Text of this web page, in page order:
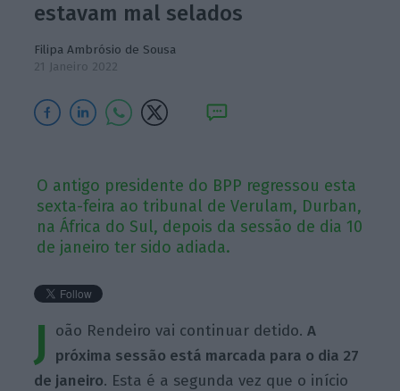
estavam mal selados
Filipa Ambrósio de Sousa
21 Janeiro 2022
O antigo presidente do BPP regressou esta
sexta-feira ao tribunal de Verulam, Durban,
na África do Sul, depois da sessão de dia 10
de janeiro ter sido adiada.
J oão Rendeiro vai continuar detido.A
próxima sessão está marcada para o dia 27
de janeiro. Esta é a segunda vez que o início